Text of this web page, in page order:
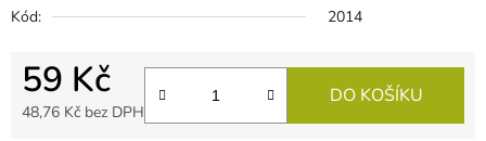
Kód:
2014
59 Kč
48,76 Kč bez DPH
DO KOŠÍKU